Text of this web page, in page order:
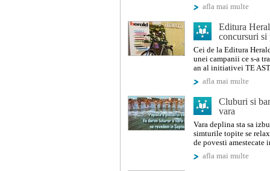
afla mai multe
Editura
concursuri si
Cei de la Editura
unei campanii ce s-a
an al initiativei TE
afla mai multe
Cluburi si
vara
Vara deplina sta sa
simturile topite se
de povesti amestecate
afla mai multe